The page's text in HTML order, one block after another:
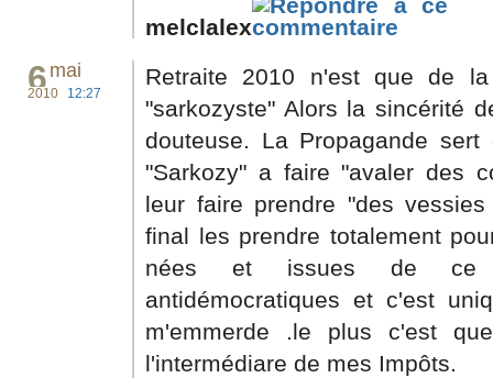
melclalex
6mai
2010 12:27
Retraite 2010 n'est que de
"sarkozyste" Alors la sincérité
douteuse. La Propagande
"Sarkozy" a faire "avaler des
leur faire prendre "des
final les prendre totalement
nées et issues de ce
antidémocratiques et c'est
m'emmerde .le plus c'est
l'intermédiare de mes Impôts.